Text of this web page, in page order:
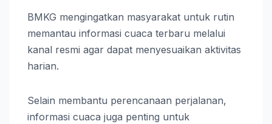
BMKG mengingatkan masyarakat untuk rutin
memantau informasi cuaca terbaru melalui
kanal resmi agar dapat menyesuaikan aktivitas
harian.
Selain membantu perencanaan perjalanan,
informasi cuaca juga penting untuk